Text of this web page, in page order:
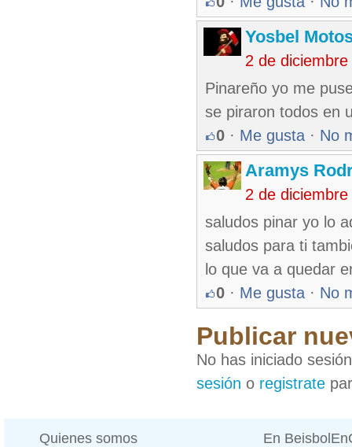
Yosbel
2 de
Pinareño yo me
se piraron todos en
0 · Me gusta · No
Aramys
2 de
saludos pinar yo lo
saludos para ti
lo que va a quedar
0 · Me gusta · No
Publicar
No has iniciado
sesión o registrate
Quienes somos En